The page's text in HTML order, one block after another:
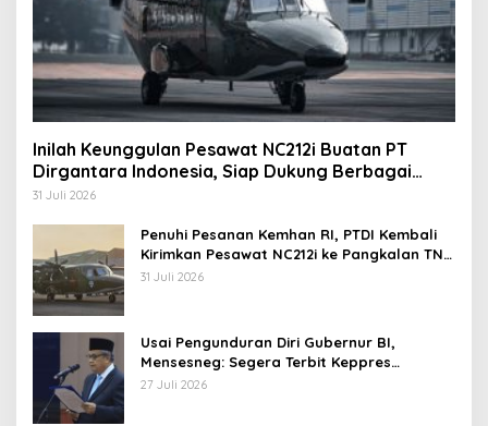
Inilah Keunggulan Pesawat NC212i Buatan PT
Dirgantara Indonesia, Siap Dukung Berbagai
Operasi TNI
31 Juli 2026
Penuhi Pesanan Kemhan RI, PTDI Kembali
Kirimkan Pesawat NC212i ke Pangkalan TNI
AU
31 Juli 2026
Usai Pengunduran Diri Gubernur BI,
Mensesneg: Segera Terbit Keppres
Pemberhentian dengan Hormat
27 Juli 2026